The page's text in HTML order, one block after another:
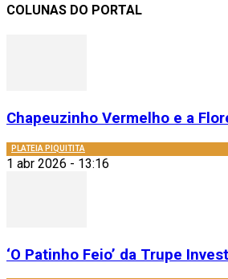
COLUNAS DO PORTAL
Chapeuzinho Vermelho e a
PLATEIA PIQUITITA
1 abr 2026 - 13:16
‘O Patinho Feio’ da Trupe